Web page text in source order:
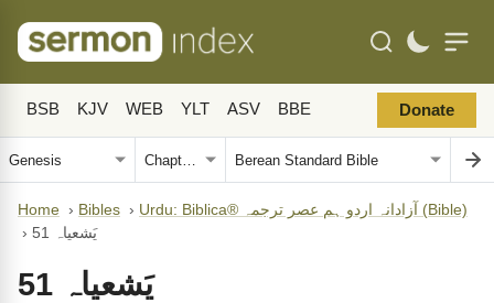
BSB KJV WEB YLT ASV BBE Donate
Home › Bibles ›
Urdu: Biblica® آزادانہ اردو ہم عصر ترجمہ (Bible)
›
یَشعیاہ 51
یَشعیاہ 51